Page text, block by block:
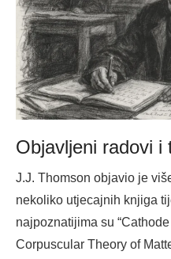
Objavljeni radovi i
J.J. Thomson objavio je
nekoliko utjecajnih knjiga
najpoznatijima su
Corpuscular Theory of